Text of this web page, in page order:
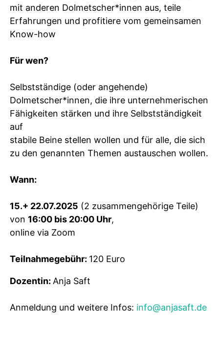
mit anderen Dolmetscher*innen aus, teile
Erfahrungen und profitiere vom gemeinsamen
Know-how
Für wen?
Selbstständige (oder angehende)
Dolmetscher*innen, die ihre unternehmerischen
Fähigkeiten stärken und ihre Selbstständigkeit
auf
stabile Beine stellen wollen und für alle, die sich
zu den genannten Themen austauschen wollen.
Wann:
15.+ 22.07.2025 (2 zusammengehörige Teile)
von 16:00 bis 20:00 Uhr,
online via Zoom
Teilnahmegebühr: 120 Euro
Dozentin: Anja Saft
Anmeldung und weitere Infos: info@anjasaft.de